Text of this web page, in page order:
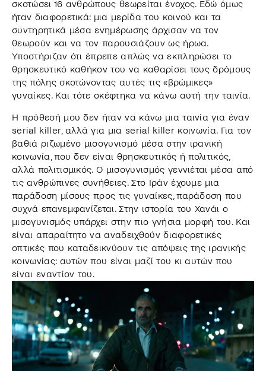
σκοτώσει 16 ανθρώπους θεωρείται ένοχος. Εδώ όμως
ήταν διαφορετικά: μια μερίδα του κοινού και τα
συντηρητικά μέσα ενημέρωσης άρχισαν να τον
θεωρούν και να τον παρουσιάζουν ως ήρωα.
Υποστήριζαν ότι έπρεπε απλώς να εκπληρώσει το
θρησκευτικό καθήκον του να καθαρίσει τους δρόμους
της πόλης σκοτώνοντας αυτές τις «βρώμικες»
γυναίκες. Και τότε σκέφτηκα να κάνω αυτή την ταινία.
Η πρόθεσή μου δεν ήταν να κάνω μια ταινία για έναν
serial killer, αλλά για μια serial killer κοινωνία. Για τον
βαθιά ριζωμένο μισογυνισμό μέσα στην ιρανική
κοινωνία, που δεν είναι θρησκευτικός ή πολιτικός,
αλλά πολιτισμικός. Ο μισογυνισμός γεννιέται μέσα από
τις ανθρώπινες συνήθειες. Στο Ιράν έχουμε μια
παράδοση μίσους προς τις γυναίκες, παράδοση που
συχνά επανεμφανίζεται. Στην ιστορία του Χανάι ο
μισογυνισμός υπάρχει στην πιο γνήσια μορφή του. Και
είναι απαραίτητο να αναδειχθούν διαφορετικές
οπτικές που καταδεικνύουν τις απόψεις της ιρανικής
κοινωνίας: αυτών που είναι μαζί του κι αυτών που
είναι εναντίον του.